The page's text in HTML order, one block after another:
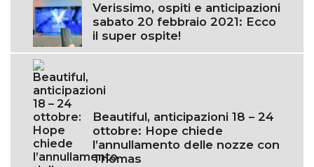
Verissimo, ospiti e anticipazioni
sabato 20 febbraio 2021: Ecco
il super ospite!
Beautiful, anticipazioni 18 – 24
ottobre: Hope chiede
l’annullamento delle nozze con
Thomas